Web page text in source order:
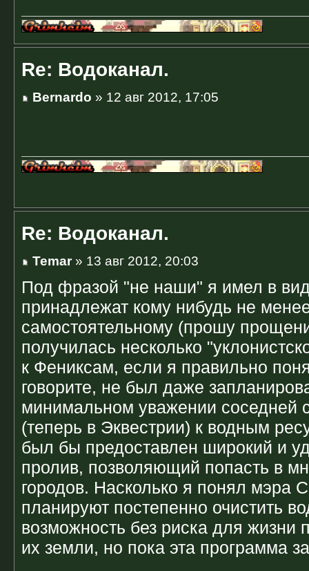
Re: Водоканал.
Bernardo » 12 авг 2012, 17:05
Re: Водоканал.
Temar» 13 авг 2012, 20:03
Под фразой "не наши" я имел в
принадлежат кому нибудь не
самостоятельному (прошу
получилась несколько
к Фениксам, если я правильно
говорите, не был даже
минимальном уважении соседней
(теперь в Эквестрии) к водным
был бы предоставлен широкий и
пролив, позволяющий попасть в
городов. Насколько я понял мэра
планируют постепенно очистить
возможность без риска для жизни
их земли, но пока эта программа